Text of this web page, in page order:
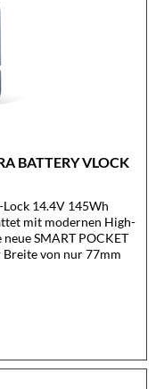
BATTERY VLOCK
Lock 14.4V 145Wh
mit modernen High-
SMART POCKET
Breite von nur 77mm